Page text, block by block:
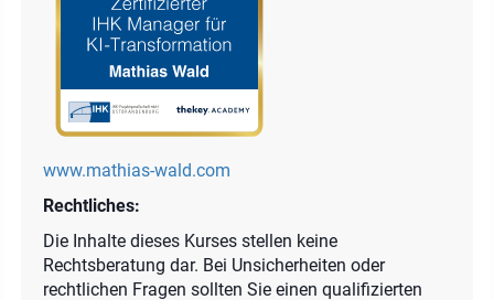
www.mathias-wald.com
Rechtliches:
Die Inhalte dieses Kurses stellen keine
Rechtsberatung dar. Bei Unsicherheiten oder
rechtlichen Fragen sollten Sie einen qualifizierten